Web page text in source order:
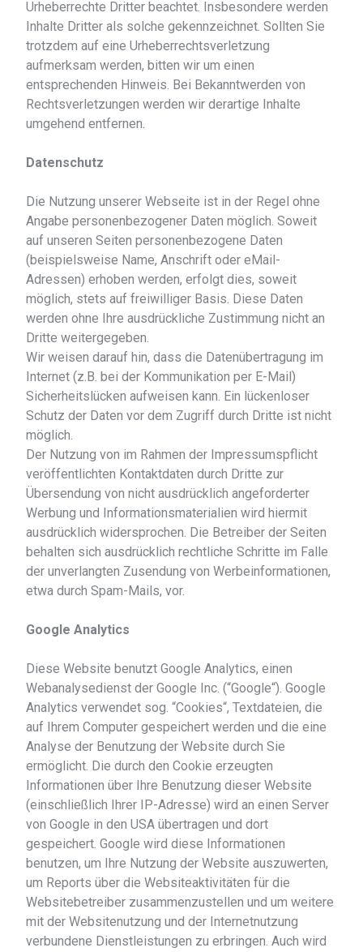
Urheberrechte Dritter beachtet. Insbesondere werden
Inhalte Dritter als solche gekennzeichnet. Sollten Sie
trotzdem auf eine Urheberrechtsverletzung
aufmerksam werden, bitten wir um einen
entsprechenden Hinweis. Bei Bekanntwerden von
Rechtsverletzungen werden wir derartige Inhalte
umgehend entfernen.
Datenschutz
Die Nutzung unserer Webseite ist in der Regel ohne
Angabe personenbezogener Daten möglich. Soweit
auf unseren Seiten personenbezogene Daten
(beispielsweise Name, Anschrift oder eMail-
Adressen) erhoben werden, erfolgt dies, soweit
möglich, stets auf freiwilliger Basis. Diese Daten
werden ohne Ihre ausdrückliche Zustimmung nicht an
Dritte weitergegeben.
Wir weisen darauf hin, dass die Datenübertragung im
Internet (z.B. bei der Kommunikation per E-Mail)
Sicherheitslücken aufweisen kann. Ein lückenloser
Schutz der Daten vor dem Zugriff durch Dritte ist nicht
möglich.
Der Nutzung von im Rahmen der Impressumspflicht
veröffentlichten Kontaktdaten durch Dritte zur
Übersendung von nicht ausdrücklich angeforderter
Werbung und Informationsmaterialien wird hiermit
ausdrücklich widersprochen. Die Betreiber der Seiten
behalten sich ausdrücklich rechtliche Schritte im Falle
der unverlangten Zusendung von Werbeinformationen,
etwa durch Spam-Mails, vor.
Google Analytics
Diese Website benutzt Google Analytics, einen
Webanalysedienst der Google Inc. (“Google“). Google
Analytics verwendet sog. “Cookies“, Textdateien, die
auf Ihrem Computer gespeichert werden und die eine
Analyse der Benutzung der Website durch Sie
ermöglicht. Die durch den Cookie erzeugten
Informationen über Ihre Benutzung dieser Website
(einschließlich Ihrer IP-Adresse) wird an einen Server
von Google in den USA übertragen und dort
gespeichert. Google wird diese Informationen
benutzen, um Ihre Nutzung der Website auszuwerten,
um Reports über die Websiteaktivitäten für die
Websitebetreiber zusammenzustellen und um weitere
mit der Websitenutzung und der Internetnutzung
verbundene Dienstleistungen zu erbringen. Auch wird